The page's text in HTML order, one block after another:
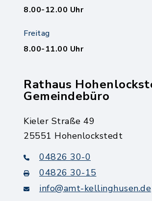
8.00-12.00 Uhr
Freitag
8.00-11.00 Uhr
Rathaus
Gemeindebüro
Kieler Straße 49
25551 Hohenlockstedt
04826 30-0
04826 30-15
info@amt-kellinghusen.de